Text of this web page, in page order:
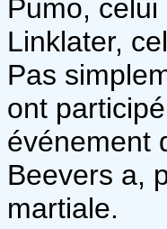
Pumo,
Linklater,
Pas
ont
événement
Beevers a,
martiale.